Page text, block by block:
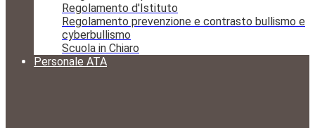
Regolamento d'Istituto
Regolamento prevenzione e contrasto bullismo e
cyberbullismo
Scuola in Chiaro
Personale ATA